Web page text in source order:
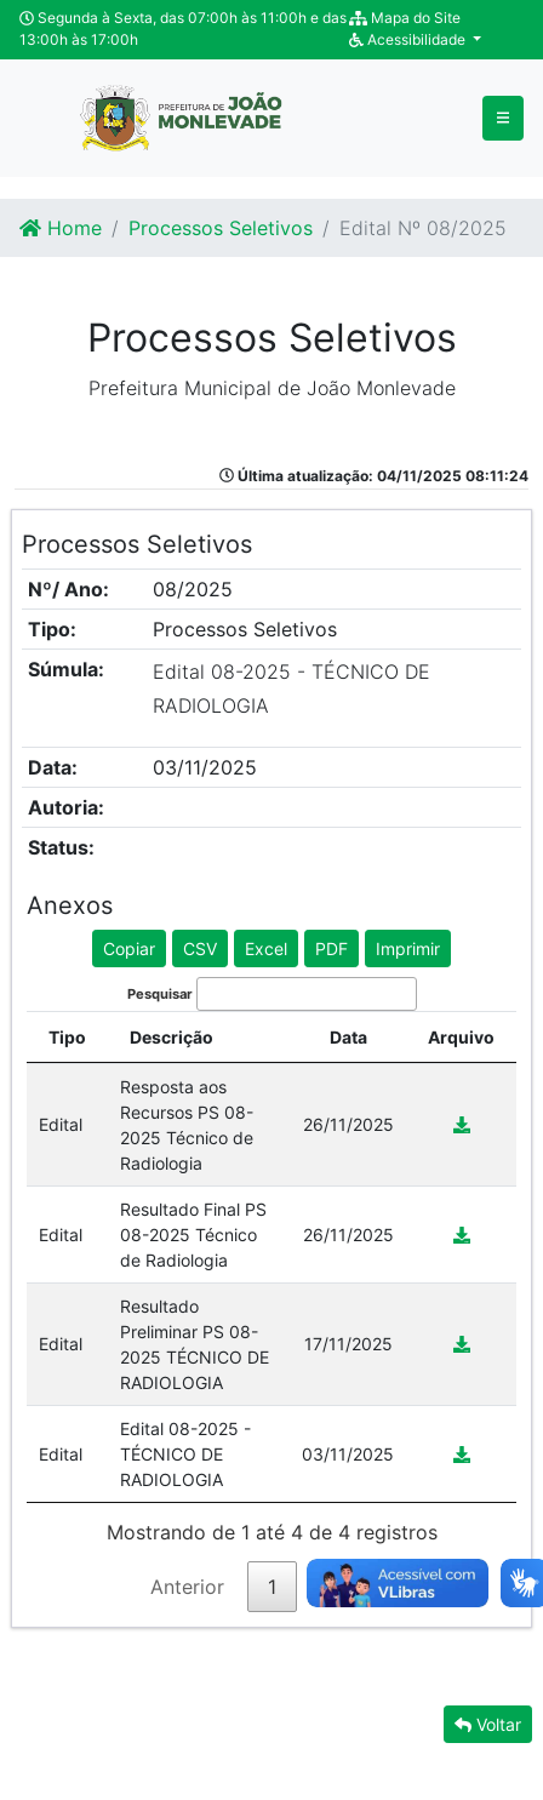
Ir para o conteúdo
Ir para o fim do conteúdo
Segunda à Sexta, das 07:00h às 11:00h e das
13:00h às 17:00h
Mapa do Site
Acessibilidade
Home Processos Seletivos Edital Nº 08/2025
Processos Seletivos
Prefeitura Municipal de João Monlevade
Última atualização: 04/11/2025 08:11:24
Processos Seletivos
Nº/ Ano:
08/2025
Tipo:
Processos Seletivos
Súmula:
Edital 08-2025 - TÉCNICO DE
RADIOLOGIA
Data:
03/11/2025
Autoria:
Status:
Anexos
Copiar CSV Excel PDF Imprimir
Pesquisar
Tipo Descrição Data Arquivo
Edital
Resposta aos
Recursos PS 08-
2025 Técnico de
Radiologia
26/11/2025
Edital
Resultado Final PS
08-2025 Técnico
de Radiologia
26/11/2025
Edital
Resultado
Preliminar PS 08-
2025 TÉCNICO DE
RADIOLOGIA
17/11/2025
Edital
Edital 08-2025 -
TÉCNICO DE
RADIOLOGIA
03/11/2025
Mostrando de 1 até 4 de 4 registros
Anterior 1 Próximo
Voltar